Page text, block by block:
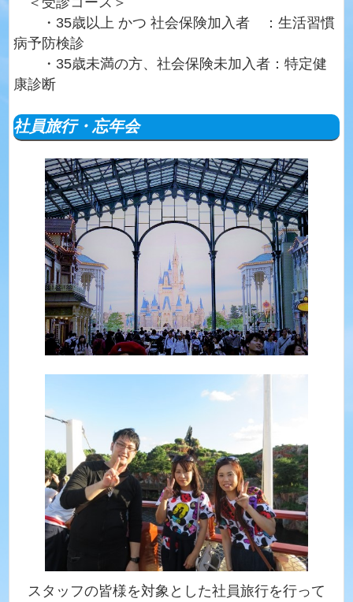
・35歳以上 かつ 社会保険加入者 ：生活習慣
病予防検診
・35歳未満の方、社会保険未加入者：特定健
康診断
社員旅行・忘年会
スタッフの皆様を対象とした社員旅行を行って